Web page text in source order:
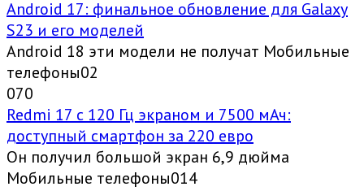
Android 17: финальное обновление для Galaxy
S23 и его моделей
Android 18 эти модели не получат Мобильные
телефоны02
070
Redmi 17 с 120 Гц экраном и 7500 мАч:
доступный смартфон за 220 евро
Он получил большой экран 6,9 дюйма
Мобильные телефоны014